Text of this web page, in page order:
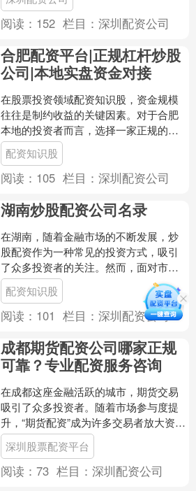
本文将详细拆解股票配资的....
阅读： 152 栏目：深圳配资公司
合肥配资平台|正规杠杆炒股
公司|本地实盘资金对接
在股票投资领域配资知识股，资金规模
往往是制约收益的关键因素。对于合肥
本地的投资者而言，选择一家正规的配
资平台，不仅能放大资金杠杆，还能享
受本地实盘资金对接带来的....
配资知识股
阅读： 105 栏目：深圳配资公司
湖南炒股配资公司名录
在湖南，随着金融市场的不断发展，炒
股配资作为一种常见的投资方式，吸引
了众多投资者的关注。然而，面对市场
上众多的配资公司，如何选择一家正
规、可靠的机构成为了关键。....
配资知识股
阅读： 101 栏目：深圳配资公司
成都期货配资公司哪家正规
可靠？专业配资服务咨询
在成都这座金融活跃的城市，期货交易
吸引了众多投资者。随着市场参与度提
升，“期货配资”成为许多交易者放大资金
规模的选择。然而，面对市场上众多的
配资公司，投资者最关....
深圳股票配资平台
阅读：73 栏目：深圳配资公司